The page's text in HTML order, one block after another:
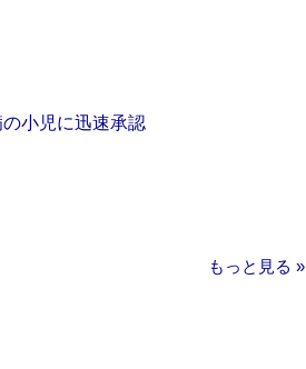
小児に迅速承認
もっと見る »